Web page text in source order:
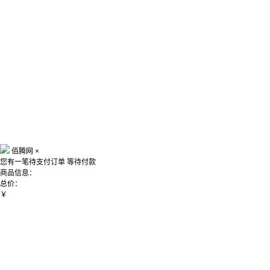
佰腾网 ×
您有一笔待支付订单 等待付款
商品信息：
总价：
￥